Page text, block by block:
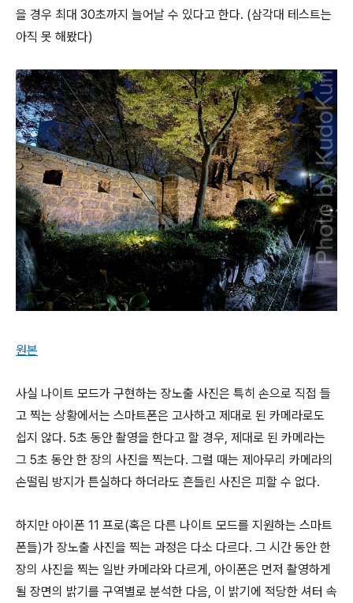
을 경우 최대 30초까지 늘어날 수 있다고 한다. (삼각대 테스트는
아직 못 해봤다)
원본
사실 나이트 모드가 구현하는 장노출 사진은 특히 손으로 직접 들
고 찍는 상황에서는 스마트폰은 고사하고 제대로 된 카메라로도
쉽지 않다. 5초 동안 촬영을 한다고 할 경우, 제대로 된 카메라는
그 5초 동안 한 장의 사진을 찍는다. 그럴 때는 제아무리 카메라의
손떨림 방지가 튼실하다 하더라도 흔들린 사진은 피할 수 없다.
하지만 아이폰 11 프로(혹은 다른 나이트 모드를 지원하는 스마트
폰들)가 장노출 사진을 찍는 과정은 다소 다르다. 그 시간 동안 한
장의 사진을 찍는 일반 카메라와 다르게, 아이폰은 먼저 촬영하게
될 장면의 밝기를 구역별로 분석한 다음, 이 밝기에 적당한 셔터 속